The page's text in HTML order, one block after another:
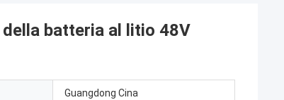
batteria al litio 48V
Guangdong Cina